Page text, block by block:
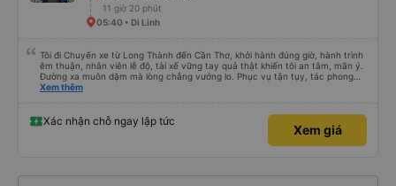
11 giờ 20 phút
05:40 • Di Linh
Tôi đi Chuyến xe từ Long Thành đến Cần Thơ, khởi hành đúng giờ, hành trình
êm thuận, nhân viên lễ độ, tài xế vững tay quả thật khiến tôi an tâm, mãn ý.
Đường xa muôn dặm mà lòng chẳng vướng lo. Phục vụ tận tụy, tác phong
nghiêm cẩn, hiếm thấy giữa thời buổi kim tiền vội vã. Xã hội loạn đạo. Xin gửi
Xem thêm
Xác nhận chỗ ngay lập tức
Xem giá